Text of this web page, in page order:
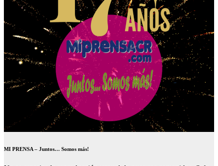
MI PRENSA – Juntos… Somos más!